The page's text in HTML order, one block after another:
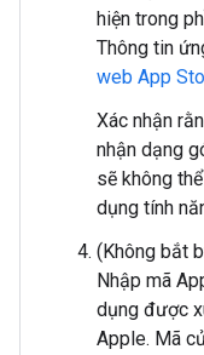
hiện trong
Thông tin
web App
Xác nhận
nhận dạng
sẽ không
dụng tính
(Không bắt
Nhập mã
dụng được
Apple. Mã